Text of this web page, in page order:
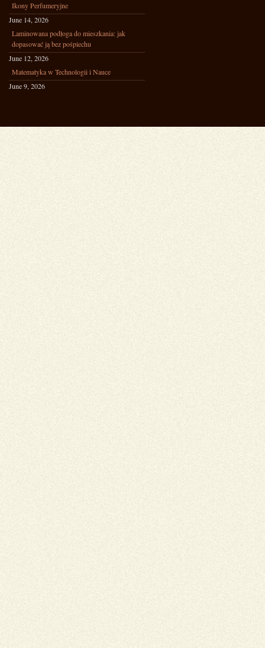
Ikony Perfumeryjne
June 14, 2026
Laminowana podłoga do mieszkania: jak
dopasować ją bez pośpiechu
June 12, 2026
Matematyka w Technologii i Nauce
June 9, 2026